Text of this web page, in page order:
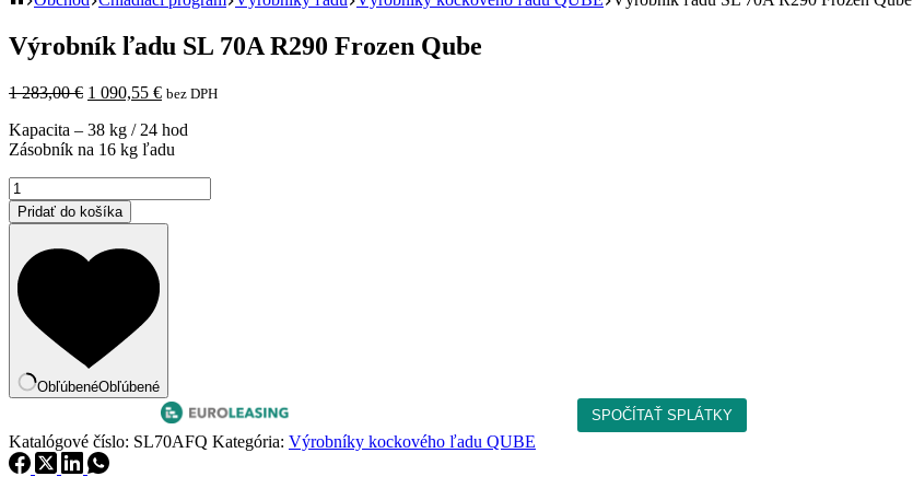
Výrobník ľadu SL 70A R290 Frozen Qube
1 283,00€ Pôvodná
bola:
1
1 090,55 €Aktuálna
je:
1
bez DPH
Kapacita – 38 kg / 24 hod
Zásobník na 16 kg ľadu
množstvo
Výrobník
ľadu
70A
R290
Frozen
Qube
Pridať do košíka
ObľúbenéObľúbené
Katalógové číslo: SL70AFQ Kategória: Výrobníky kockového ľadu QUBE